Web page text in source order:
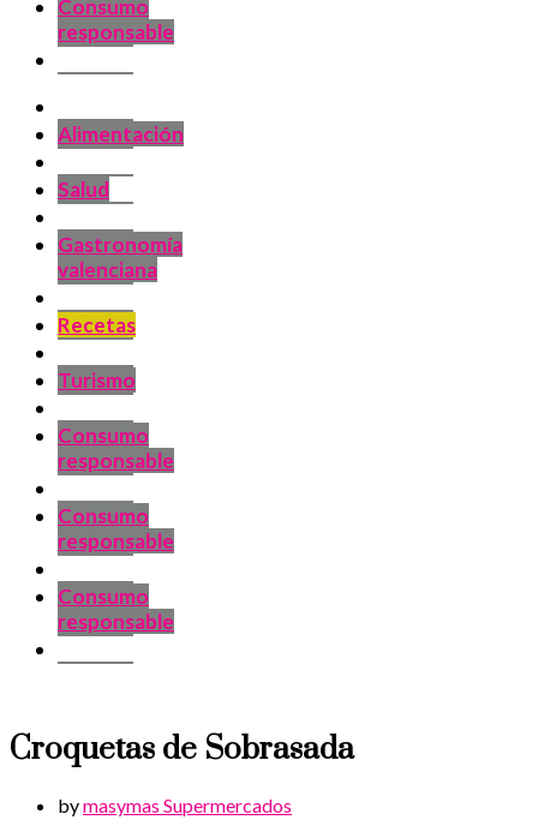
Consumo
responsable
Alimentación
Salud
Gastronomía
valenciana
Recetas
Turismo
Consumo
responsable
Consumo
responsable
Consumo
responsable
Croquetas de Sobrasada
bymasymas Supermercados